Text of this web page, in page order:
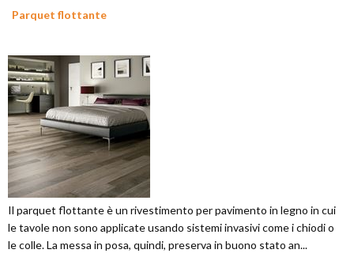
Parquet flottante
Il parquet flottante è un rivestimento per pavimento in legno in cui
le tavole non sono applicate usando sistemi invasivi come i chiodi o
le colle. La messa in posa, quindi, preserva in buono stato an...